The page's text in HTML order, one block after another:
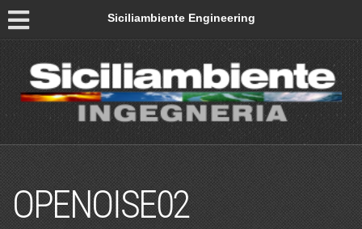
Siciliambiente Engineering
OPENOISE02